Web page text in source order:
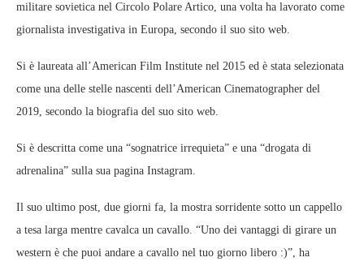
militare sovietica nel Circolo Polare Artico, una volta ha lavorato come
giornalista investigativa in Europa, secondo il suo sito web.
Si è laureata all’American Film Institute nel 2015 ed è stata selezionata
come una delle stelle nascenti dell’American Cinematographer del
2019, secondo la biografia del suo sito web.
Si è descritta come una “sognatrice irrequieta” e una “drogata di
adrenalina” sulla sua pagina Instagram.
Il suo ultimo post, due giorni fa, la mostra sorridente sotto un cappello
a tesa larga mentre cavalca un cavallo. “Uno dei vantaggi di girare un
western è che puoi andare a cavallo nel tuo giorno libero :)”, ha